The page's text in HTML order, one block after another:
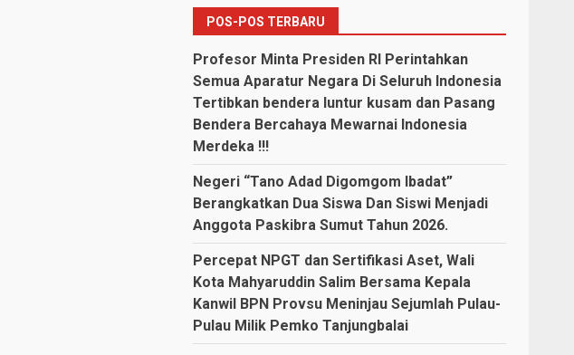
POS-POS TERBARU
Profesor Minta Presiden RI Perintahkan
Semua Aparatur Negara Di Seluruh Indonesia
Tertibkan bendera luntur kusam dan Pasang
Bendera Bercahaya Mewarnai Indonesia
Merdeka !!!
Negeri “Tano Adad Digomgom Ibadat”
Berangkatkan Dua Siswa Dan Siswi Menjadi
Anggota Paskibra Sumut Tahun 2026.
Percepat NPGT dan Sertifikasi Aset, Wali
Kota Mahyaruddin Salim Bersama Kepala
Kanwil BPN Provsu Meninjau Sejumlah Pulau-
Pulau Milik Pemko Tanjungbalai